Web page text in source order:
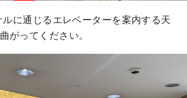
に通じるエレベーターを案内する天
がってください。